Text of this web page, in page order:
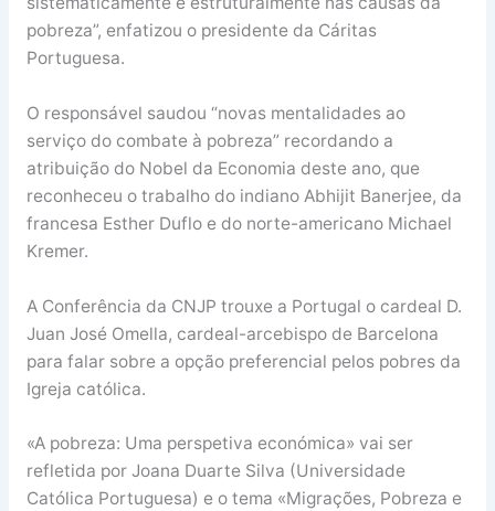
pobreza”, enfatizou o presidente da Cáritas
Portuguesa.
O responsável saudou “novas mentalidades ao
serviço do combate à pobreza” recordando a
atribuição do Nobel da Economia deste ano, que
reconheceu o trabalho do indiano Abhijit Banerjee, da
francesa Esther Duflo e do norte-americano Michael
Kremer.
A Conferência da CNJP trouxe a Portugal o cardeal D.
Juan José Omella, cardeal-arcebispo de Barcelona
para falar sobre a opção preferencial pelos pobres da
Igreja católica.
«A pobreza: Uma perspetiva económica» vai ser
refletida por Joana Duarte Silva (Universidade
Católica Portuguesa) e o tema «Migrações, Pobreza e